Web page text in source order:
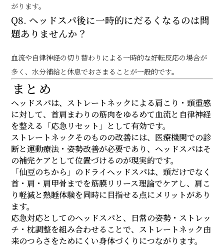
がります。
Q8. ヘッドスパ後に一時的にだるくなるのは問
題ありませんか？
血流や自律神経の切り替わりによる一時的な好転反応の場合が
多く、水分補給と休息でおさまることが一般的です。
まとめ
ヘッドスパは、ストレートネックによる肩こり・頭重感
に対して、首肩まわりの筋肉をゆるめて血流と自律神経
を整える「応急リセット」として有効です。
ストレートネックそのものの改善には、医療機関での診
断と運動療法・姿勢改善が必要であり、ヘッドスパはそ
の補完ケアとして位置づけるのが現実的です。
「仙豆のちから」のドライヘッドスパは、頭だけでなく
首・肩・肩甲骨までを筋膜リリース理論でケアし、肩こ
り軽減と熟睡体験を同時に目指せる点にメリットがあり
ます。
応急対応としてのヘッドスパと、日常の姿勢・ストレッ
チ・枕調整を組み合わせることで、ストレートネック由
来のつらさをためにくい身体づくりにつながります。